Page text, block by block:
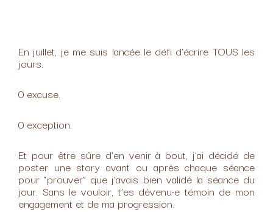
En juillet, je me suis lancée le défi d’écrire TOUS les
jours.
0 excuse.
0 exception.
Et pour être sûre d’en venir à bout, j’ai décidé de
poster une story avant ou après chaque séance
pour “prouver” que j’avais bien validé la séance du
jour. Sans le vouloir, t’es dévenu•e témoin de mon
engagement et de ma progression.